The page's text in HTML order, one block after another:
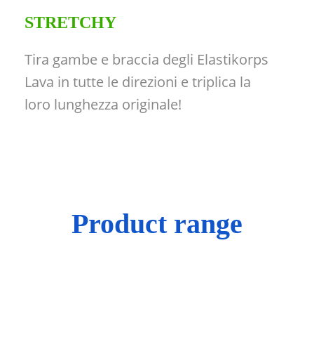
STRETCHY
Tira gambe e braccia degli Elastikorps
Lava in tutte le direzioni e triplica la
loro lunghezza originale!
Product range